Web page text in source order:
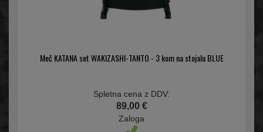
Meč KATANA set WAKIZASHI-TANTO - 3 kom na stojalu BLUE
Spletna cena z DDV:
89,00 €
Zaloga